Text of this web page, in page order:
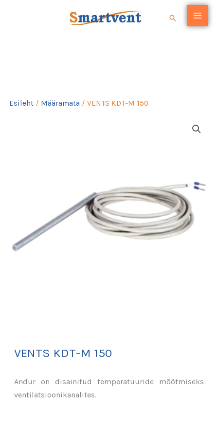
Search
Esileht / Määramata / VENTS KDT-M 150
VENTS KDT-M 150
Andur on disainitud temperatuuride mõõtmiseks
ventilatsioonikanalites.